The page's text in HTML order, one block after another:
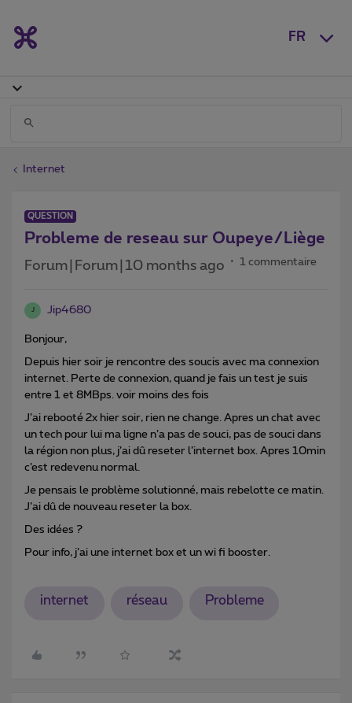
FR
Internet
QUESTION
Probleme de reseau sur Oupeye/Liège
Forum|Forum|10 months ago 1 commentaire
J Jip4680
Bonjour,
Depuis hier soir je rencontre des soucis avec ma connexion
internet. Perte de connexion, quand je fais un test je suis
entre 1 et 8MBps. voir moins des fois
J’ai rebooté 2x hier soir, rien ne change. Apres un chat avec
un tech pour lui ma ligne n’a pas de souci, pas de souci dans
la région non plus, j’ai dû reseter l’internet box. Apres 10min
c’est redevenu normal.
Je pensais le problème solutionné, mais rebelotte ce matin.
J’ai dû de nouveau reseter la box.
Des idées ?
Pour info, j’ai une internet box et un wi fi booster.
internet réseau Probleme